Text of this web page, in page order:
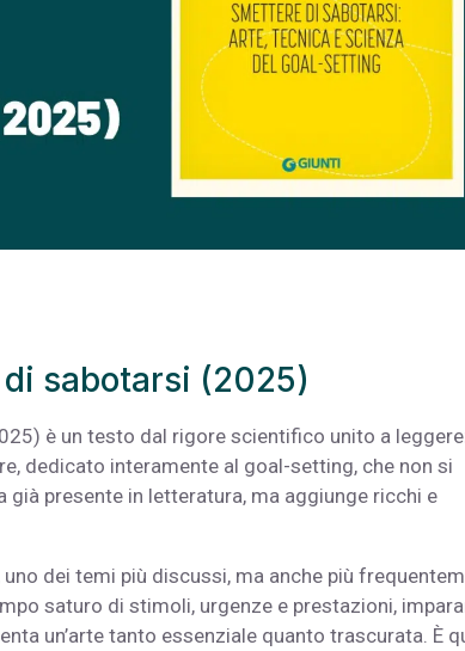
sabotarsi (2025)
è un testo dal rigore scientifico unito a
dedicato interamente al goal-setting, che non si
presente in letteratura, ma aggiunge ricchi e
dei temi più discussi, ma anche più
saturo di stimoli, urgenze e prestazioni,
un’arte tanto essenziale quanto trascurata. È